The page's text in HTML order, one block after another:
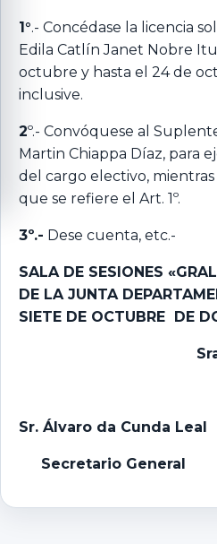
1°.- Concédase la licencia
Edila Catlín Janet Nobre
octubre y hasta el 24 de
inclusive.
2º.- Convóquese al
Martin Chiappa Díaz, para
del cargo electivo,
que se refiere el Art. 1º.
3º.- Dese cuenta, etc.-
SALA DE SESIONES
DE LA JUNTA
SIETE DE OCTUBRE DE
Sr. Álvaro da Cunda Leal
Secretario General